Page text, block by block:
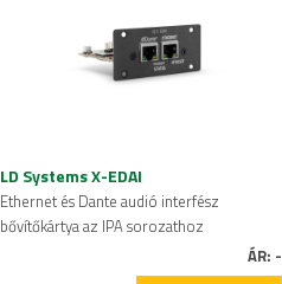
LD Systems X-EDAI
Ethernet és Dante audió interfész
bővítőkártya az IPA sorozathoz
ÁR: -